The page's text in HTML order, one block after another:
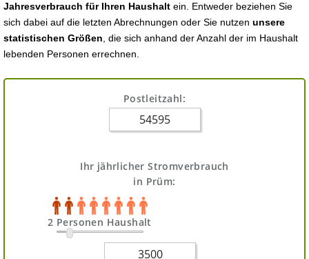
Jahresverbrauch für Ihren Haushalt ein. Entweder beziehen Sie
sich dabei auf die letzten Abrechnungen oder Sie nutzen unsere
statistischen Größen , die sich anhand der Anzahl der im Haushalt
lebenden Personen errechnen.
Postleitzahl:
Ihr jährlicher Stromverbrauch
in Prüm:
2 Personen Haushalt